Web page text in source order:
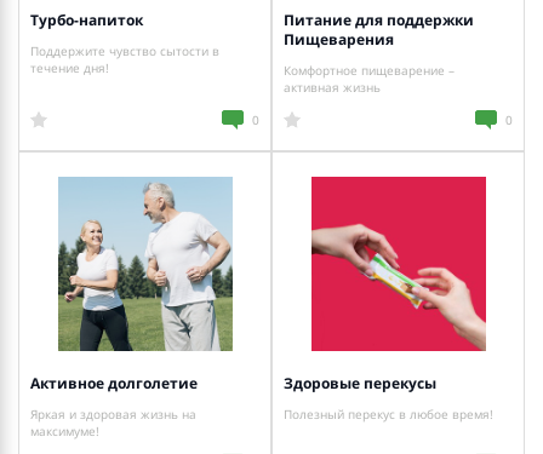
Турбо-напиток
Поддержите чувство сытости в
течение дня!
0
Питание для поддержки
Пищеварения
Комфортное пищеварение –
активная жизнь
0
Активное долголетие
Яркая и здоровая жизнь на
максимуме!
Здоровые перекусы
Полезный перекус в любое время!